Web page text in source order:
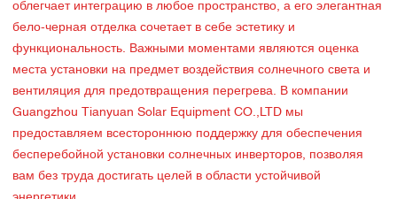
облегчает интеграцию в любое пространство, а его элегантная
бело-черная отделка сочетает в себе эстетику и
функциональность. Важными моментами являются оценка
места установки на предмет воздействия солнечного света и
вентиляция для предотвращения перегрева. В компании
Guangzhou Tianyuan Solar Equipment CO.,LTD мы
предоставляем всестороннюю поддержку для обеспечения
бесперебойной установки солнечных инверторов, позволяя
вам без труда достигать целей в области устойчивой